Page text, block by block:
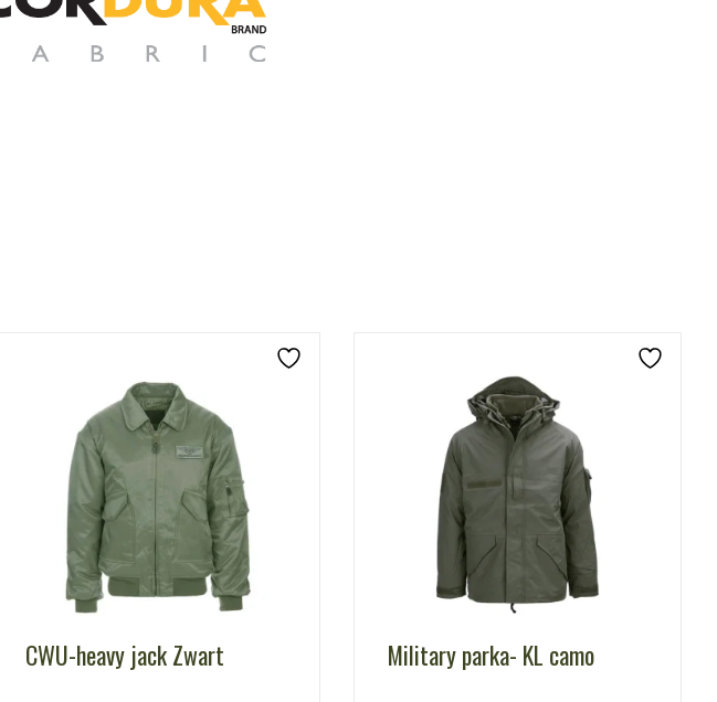
CWU-heavy jack Zwart Military parka- KL camo